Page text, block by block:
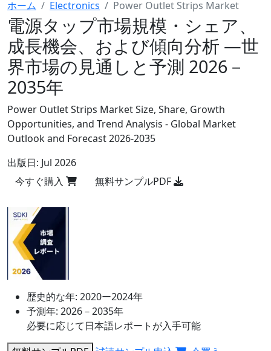
ホーム Electronics Power Outlet Strips Market
電源タップ市場規模・シェア、
成長機会、および傾向分析 ―世
界市場の見通しと予測 2026－
2035年
Power Outlet Strips Market Size, Share, Growth
Opportunities, and Trend Analysis - Global Market
Outlook and Forecast 2026-2035
出版日: Jul 2026
今すぐ購入
無料サンプルPDF
歴史的な年: 2020ー2024年
予測年: 2026－2035年
必要に応じて日本語レポートが入手可能